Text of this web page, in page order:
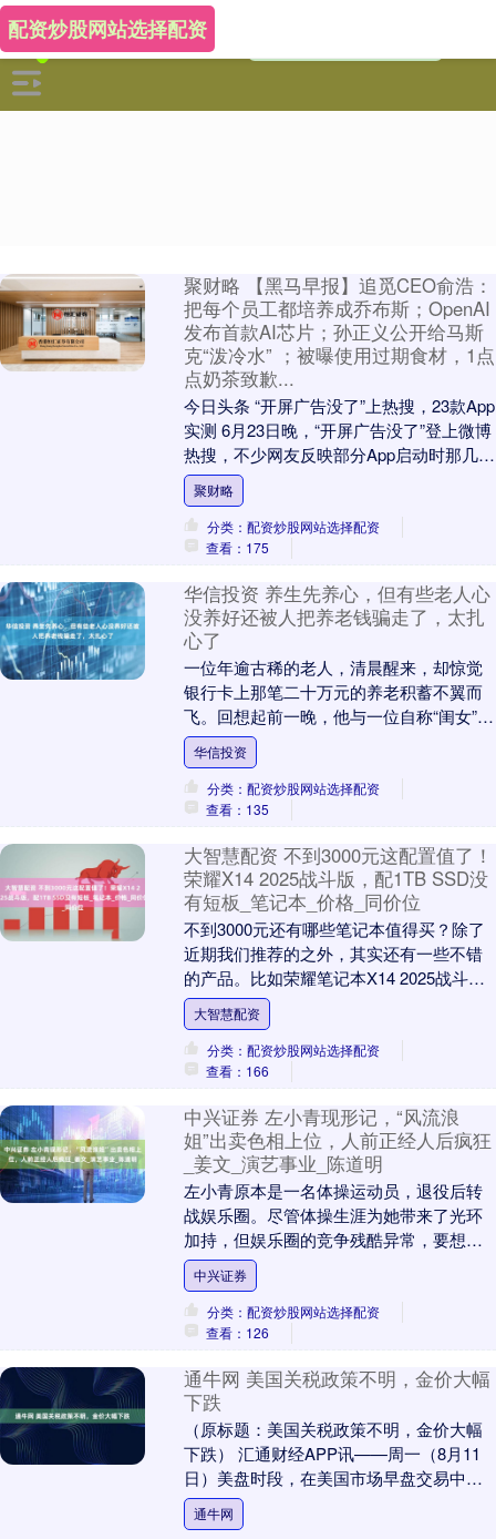
配资炒股网站选择配资
聚财略 【黑马早报】追觅CEO俞浩：
把每个员工都培养成乔布斯；OpenAI
发布首款AI芯片；孙正义公开给马斯
克“泼冷水” ；被曝使用过期食材，1点
点奶茶致歉...
今日头条 “开屏广告没了”上热搜，23款App
实测 6月23日晚，“开屏广告没了”登上微博
热搜，不少网友反映部分App启动时那几秒
的开屏广告不见了。记者实测23....
聚财略
分类：配资炒股网站选择配资
查看：175
华信投资 养生先养心，但有些老人心
没养好还被人把养老钱骗走了，太扎
心了
一位年逾古稀的老人，清晨醒来，却惊觉
银行卡上那笔二十万元的养老积蓄不翼而
飞。回想起前一晚，他与一位自称“闺女”的
女子视频通话，对方娇声唤着“爸”，诉说着
公司项目....
华信投资
分类：配资炒股网站选择配资
查看：135
大智慧配资 不到3000元这配置值了！
荣耀X14 2025战斗版，配1TB SSD没
有短板_笔记本_价格_同价位
不到3000元还有哪些笔记本值得买？除了
近期我们推荐的之外，其实还有一些不错
的产品。比如荣耀笔记本X14 2025战斗
版，这款笔记本国补之后到手价2864元。
而....
大智慧配资
分类：配资炒股网站选择配资
查看：166
中兴证券 左小青现形记，“风流浪
姐”出卖色相上位，人前正经人后疯狂
_姜文_演艺事业_陈道明
左小青原本是一名体操运动员，退役后转
战娱乐圈。尽管体操生涯为她带来了光环
加持，但娱乐圈的竞争残酷异常，要想真
正崭露头角绝非易事。为了实现梦想，左
小青不惜借助身体....
中兴证券
分类：配资炒股网站选择配资
查看：126
通牛网 美国关税政策不明，金价大幅
下跌
（原标题：美国关税政策不明，金价大幅
下跌） 汇通财经APP讯——周一（8月11
日）美盘时段，在美国市场早盘交易中，
黄金和白银价格大幅下跌，原因是美国对
黄金进口关....
通牛网